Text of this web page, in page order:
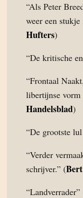
“Als Peter
weer een
Hufters)
“De kritische
“Frontaal
libertijnse vorm
Handelsblad)
“De grootste
“Verder
schrijver.” (
“Landverrader”